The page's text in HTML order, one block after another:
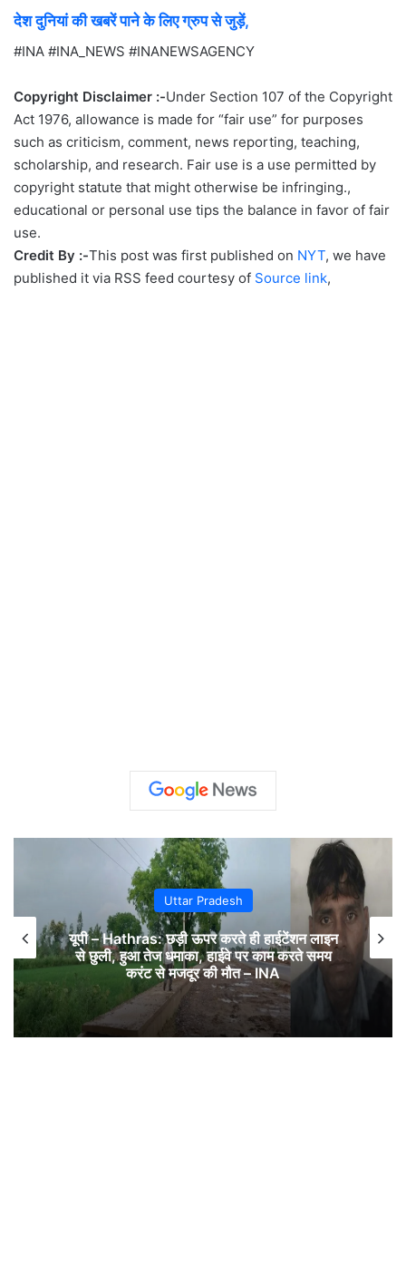
देश दुनियां की खबरें पाने के लिए ग्रुप से जुड़ें,
#INA #INA_NEWS #INANEWSAGENCY
Copyright Disclaimer :-Under Section 107 of the Copyright
Act 1976, allowance is made for “fair use” for purposes
such as criticism, comment, news reporting, teaching,
scholarship, and research. Fair use is a use permitted by
copyright statute that might otherwise be infringing.,
educational or personal use tips the balance in favor of fair
use.
Credit By :-This post was first published on NYT, we have
published it via RSS feed courtesy of Source link,
Uttar Pradesh
यूपी – Hathras: छड़ी ऊपर करते ही हाईटेंशन लाइन
से छुली, हुआ तेज धमाका, हाईवे पर काम करते समय
करंट से मजदूर की मौत – INA